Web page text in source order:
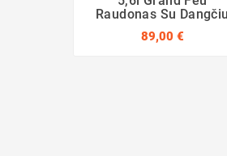
Raudonas Su Dangčiu
89,00 €